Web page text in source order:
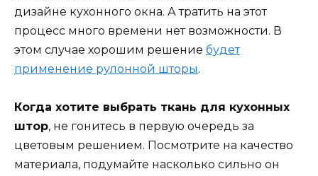
дизайне кухонного окна. А тратить на этот
процесс много времени нет возможности. В
этом случае хорошим решение будет
применение рулонной шторы.
Когда хотите выбрать ткань для кухонных
штор, не гонитесь в первую очередь за
цветовым решением. Посмотрите на качество
материала, подумайте насколько сильно он